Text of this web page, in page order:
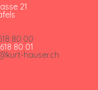
21
80 00
80 01
hauser.ch